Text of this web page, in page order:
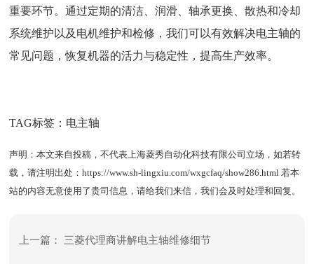
重要环节。通过定期的清洁、润滑、轴承更换、散热和冷却
系统维护以及电机维护和检修，我们可以有效解决电主轴的
常见问题，恢复机器的活力与稳定性，提高生产效率。
TAG标签： 电主轴
声明：本文来自投稿，不代表上海菱秀自动化科技有限公司立场，如若转
载，请注明出处：https://www.sh-lingxiu.com/wxgcfaq/show286.html 若本
站的内容无意使用了贵司信息，请给我们来信，我们会及时处理和回复。
上一篇： 三菱代理商讲解电主轴维修细节